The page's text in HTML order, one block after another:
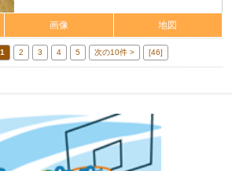
画像 地図
1 2 3 4 5 次の10件 > [46]